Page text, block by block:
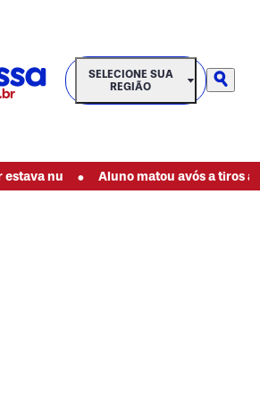
SELECIONE SUA REGIÃO
SELECIONE SUA
REGIÃO
nu • Aluno matou avós a tiros antes